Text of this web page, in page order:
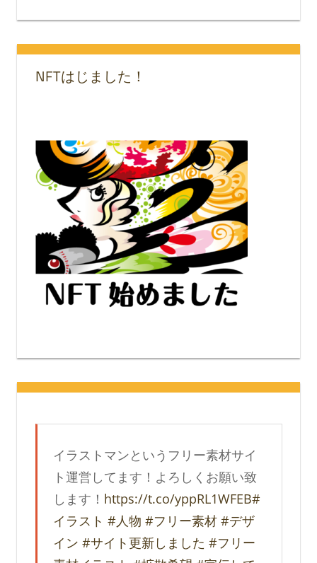
NFTはじました！
イラストマンというフリー素材サイ
ト運営してます！よろしくお願い致
します！ https://t.co/yppRL1WFEB#
イラスト #人物 #フリー素材 #デザ
イン #サイト更新しました #フリー